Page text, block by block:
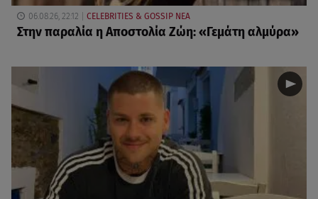
06.08.26, 22:12 CELEBRITIES & GOSSIP ΝΕΑ
Στην παραλία η Αποστολία Ζώη: «Γεμάτη αλμύρα»